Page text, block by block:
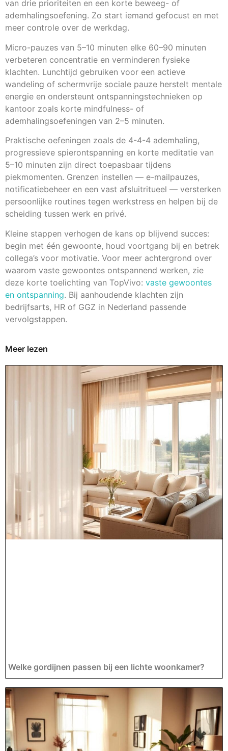
van drie prioriteiten en een korte beweeg- of
ademhalingsoefening. Zo start iemand gefocust en met
meer controle over de werkdag.
Micro-pauzes van 5–10 minuten elke 60–90 minuten
verbeteren concentratie en verminderen fysieke
klachten. Lunchtijd gebruiken voor een actieve
wandeling of schermvrije sociale pauze herstelt mentale
energie en ondersteunt ontspanningstechnieken op
kantoor zoals korte mindfulness- of
ademhalingsoefeningen van 2–5 minuten.
Praktische oefeningen zoals de 4-4-4 ademhaling,
progressieve spierontspanning en korte meditatie van
5–10 minuten zijn direct toepasbaar tijdens
piekmomenten. Grenzen instellen — e-mailpauzes,
notificatiebeheer en een vast afsluitritueel — versterken
persoonlijke routines tegen werkstress en helpen bij de
scheiding tussen werk en privé.
Kleine stappen verhogen de kans op blijvend succes:
begin met één gewoonte, houd voortgang bij en betrek
collega’s voor motivatie. Voor meer achtergrond over
waarom vaste gewoontes ontspannend werken, zie
deze korte toelichting van TopVivo: vaste gewoontes
en ontspanning. Bij aanhoudende klachten zijn
bedrijfsarts, HR of GGZ in Nederland passende
vervolgstappen.
Meer lezen
Welke gordijnen passen bij een lichte woonkamer?